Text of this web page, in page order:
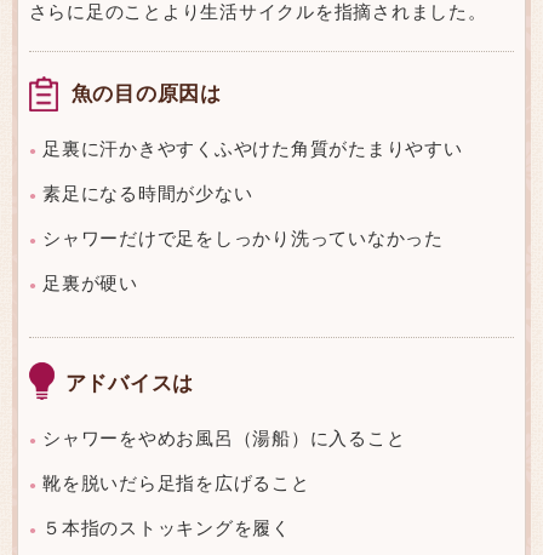
さらに足のことより生活サイクルを指摘されました。
魚の目の原因は
● 足裏に汗かきやすくふやけた角質がたまりやすい
● 素足になる時間が少ない
● シャワーだけで足をしっかり洗っていなかった
● 足裏が硬い
アドバイスは
● シャワーをやめお風呂（湯船）に入ること
● 靴を脱いだら足指を広げること
● ５本指のストッキングを履く